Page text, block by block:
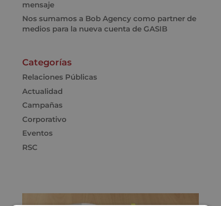
mensaje
Nos sumamos a Bob Agency como partner de
medios para la nueva cuenta de GASIB
Categorías
Relaciones Públicas
Actualidad
Campañas
Corporativo
Eventos
RSC